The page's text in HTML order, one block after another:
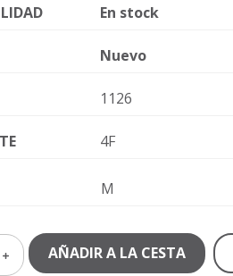
En stock
Nuevo
1126
4F
M
AÑADIR A LA CESTA